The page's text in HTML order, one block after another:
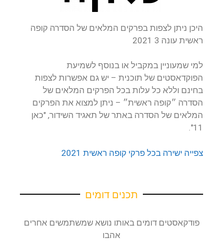
היכן ניתן לצפות בפרקים המלאים של הסדרה קופה
ראשית עונה 3 2021
למי שמעוניין במקביל או בנוסף לשמיעת
הפוקדאסטים של תוכנית – יש גם אפשרות לצפות
בחינם וללא כל עלות בכל הפרקים המלאים של
הסדרה ״קופה ראשית״ – ניתן למצוא את הפרקים
המלאים של הסדרה באתר של תאגיד השידור, "כאן
11".
צפייה ישירה בכל פרקי קופה ראשית 2021
תכנים דומים
פודקאסטים דומים באותו נושא שמשתמשים אחרים
אהבו